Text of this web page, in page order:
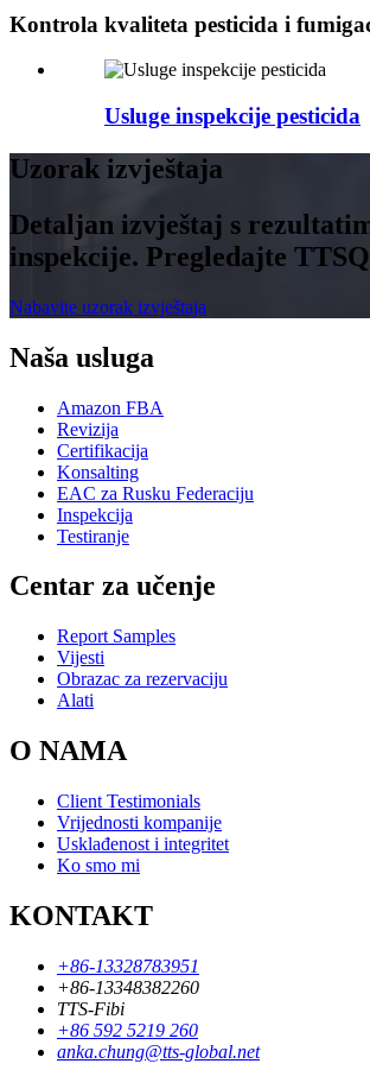
Kontrola kvaliteta pesticida i
Usluge inspekcije pesticida
Uzorak izvještaja
Detaljan izvještaj s
inspekcije. Pregledajte
Nabavite uzorak izvještaja
Naša usluga
Amazon FBA
Revizija
Certifikacija
Konsalting
EAC za Rusku Federaciju
Inspekcija
Testiranje
Centar za učenje
Report Samples
Vijesti
Obrazac za rezervaciju
Alati
O NAMA
Client Testimonials
Vrijednosti kompanije
Usklađenost i integritet
Ko smo mi
KONTAKT
+86-13328783951
+86-13348382260
TTS-Fibi
+86 592 5219 260
anka.chung@tts-global.net